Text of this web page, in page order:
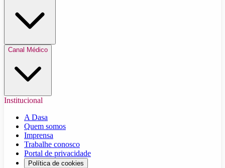
Canal Médico
Institucional
A Dasa
Quem somos
Imprensa
Trabalhe conosco
Portal de privacidade
Política de cookies